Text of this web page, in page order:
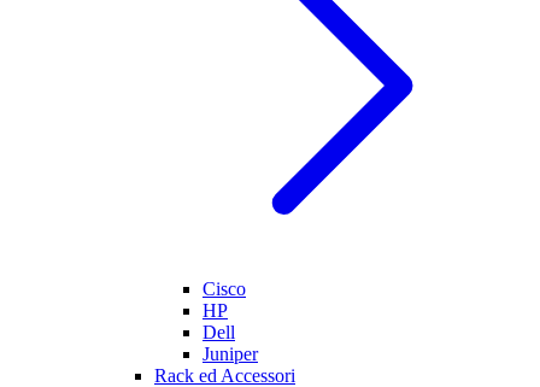
Cisco
HP
Dell
Juniper
Rack ed Accessori